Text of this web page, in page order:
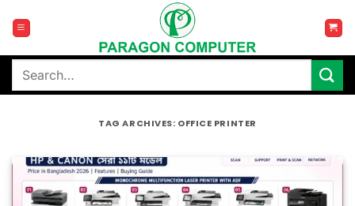
content
Search
TAG ARCHIVES: OFFICE PRINTER